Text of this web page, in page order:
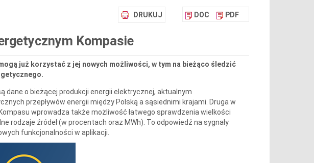
DRUKUJ DOC PDF
Kompasie
już korzystać z jej nowych możliwości, w tym na bieżąco śledzić
dane o bieżącej produkcji energii elektrycznej, aktualnym
przepływów energii między Polską a sąsiednimi krajami. Druga w
wprowadza także możliwość łatwego sprawdzenia wielkości
rodzaje źródeł (w procentach oraz MWh). To odpowiedź na sygnały
funkcjonalności w aplikacji.